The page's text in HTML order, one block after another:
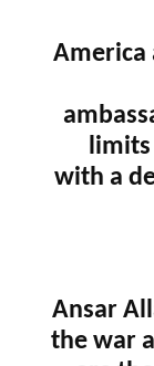
America
limits
with a
Ansar
the war